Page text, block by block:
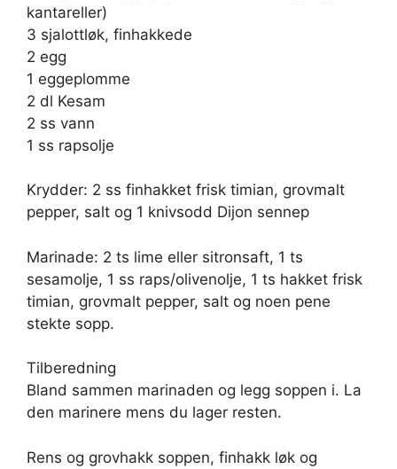
kantareller)
3 sjalottløk, finhakkede
2 egg
1 eggeplomme
2 dl Kesam
2 ss vann
1 ss rapsolje
Krydder: 2 ss finhakket frisk timian, grovmalt
pepper, salt og 1 knivsodd Dijon sennep
Marinade: 2 ts lime eller sitronsaft, 1 ts
sesamolje, 1 ss raps/olivenolje, 1 ts hakket frisk
timian, grovmalt pepper, salt og noen pene
stekte sopp.
Tilberedning
Bland sammen marinaden og legg soppen i. La
den marinere mens du lager resten.
Rens og grovhakk soppen, finhakk løk og